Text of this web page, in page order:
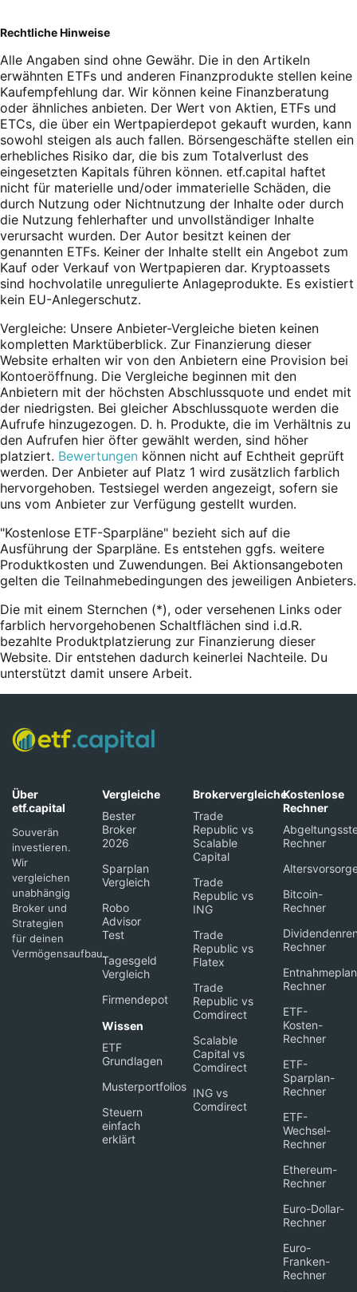
Rechtliche Hinweise
Alle Angaben sind ohne Gewähr. Die in den Artikeln
erwähnten ETFs und anderen Finanzprodukte stellen keine
Kaufempfehlung dar. Wir können keine Finanzberatung
oder ähnliches anbieten. Der Wert von Aktien, ETFs und
ETCs, die über ein Wertpapierdepot gekauft wurden, kann
sowohl steigen als auch fallen. Börsengeschäfte stellen ein
erhebliches Risiko dar, die bis zum Totalverlust des
eingesetzten Kapitals führen können. etf.capital haftet
nicht für materielle und/oder immaterielle Schäden, die
durch Nutzung oder Nichtnutzung der Inhalte oder durch
die Nutzung fehlerhafter und unvollständiger Inhalte
verursacht wurden. Der Autor besitzt keinen der
genannten ETFs. Keiner der Inhalte stellt ein Angebot zum
Kauf oder Verkauf von Wertpapieren dar. Kryptoassets
sind hochvolatile unregulierte Anlageprodukte. Es existiert
kein EU-Anlegerschutz.
Vergleiche: Unsere Anbieter-Vergleiche bieten keinen
kompletten Marktüberblick. Zur Finanzierung dieser
Website erhalten wir von den Anbietern eine Provision bei
Kontoeröffnung. Die Vergleiche beginnen mit den
Anbietern mit der höchsten Abschlussquote und endet mit
der niedrigsten. Bei gleicher Abschlussquote werden die
Aufrufe hinzugezogen. D. h. Produkte, die im Verhältnis zu
den Aufrufen hier öfter gewählt werden, sind höher
platziert. Bewertungen können nicht auf Echtheit geprüft
werden. Der Anbieter auf Platz 1 wird zusätzlich farblich
hervorgehoben. Testsiegel werden angezeigt, sofern sie
uns vom Anbieter zur Verfügung gestellt wurden.
"Kostenlose ETF-Sparpläne" bezieht sich auf die
Ausführung der Sparpläne. Es entstehen ggfs. weitere
Produktkosten und Zuwendungen. Bei Aktionsangeboten
gelten die Teilnahmebedingungen des jeweiligen Anbieters.
Die mit einem Sternchen (*), oder versehenen Links oder
farblich hervorgehobenen Schaltflächen sind i.d.R.
bezahlte Produktplatzierung zur Finanzierung dieser
Website. Dir entstehen dadurch keinerlei Nachteile. Du
unterstützt damit unsere Arbeit.
Über
etf.capital
Souverän
investieren.
Wir
vergleichen
unabhängig
Broker und
Strategien
für deinen
Vermögensaufbau.
Vergleiche
Bester
Broker
2026
Sparplan
Vergleich
Robo
Advisor
Test
Tagesgeld
Vergleich
Firmendepot
Wissen
ETF
Grundlagen
Musterportfolios
Steuern
einfach
erklärt
Brokervergleiche
Trade
Republic vs
Scalable
Capital
Trade
Republic vs
ING
Trade
Republic vs
Flatex
Trade
Republic vs
Comdirect
Scalable
Capital vs
Comdirect
ING vs
Comdirect
Kostenlose
Rechner
Rechner
Bitcoin-
Rechner
Rechner
Rechner
ETF-
Kosten-
Rechner
ETF-
Sparplan-
Rechner
ETF-
Wechsel-
Rechner
Ethereum-
Rechner
Euro-Dollar-
Rechner
Euro-
Franken-
Rechner